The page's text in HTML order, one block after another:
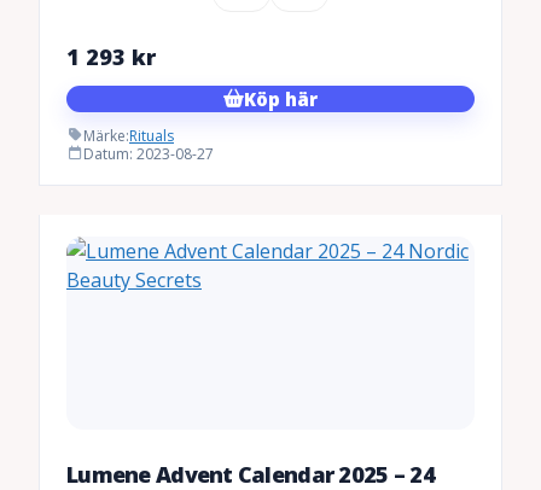
1 293 kr
Köp här
Märke:Rituals
Datum: 2023-08-27
Lumene Advent Calendar 2025 – 24